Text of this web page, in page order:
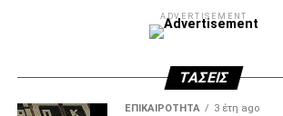
ADVERTISEMENT
ΤΆΣΕΙΣ
ΕΠΙΚΑΙΡΌΤΗΤΑ 3 έτη ago